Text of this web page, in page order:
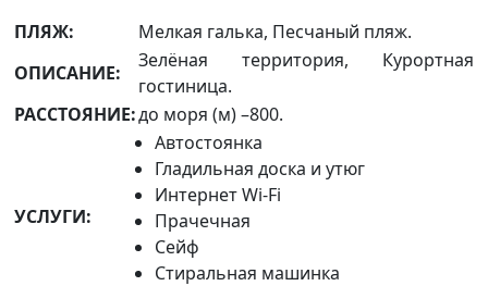
ПЛЯЖ:
Мелкая галька, Песчаный пляж.
ОПИСАНИЕ:
Зелёная территория, Курортная
гостиница.
РАССТОЯНИЕ:до моря (м) –800.
УСЛУГИ:
Автостоянка
Гладильная доска и утюг
Интернет Wi-Fi
Прачечная
Сейф
Стиральная машинка